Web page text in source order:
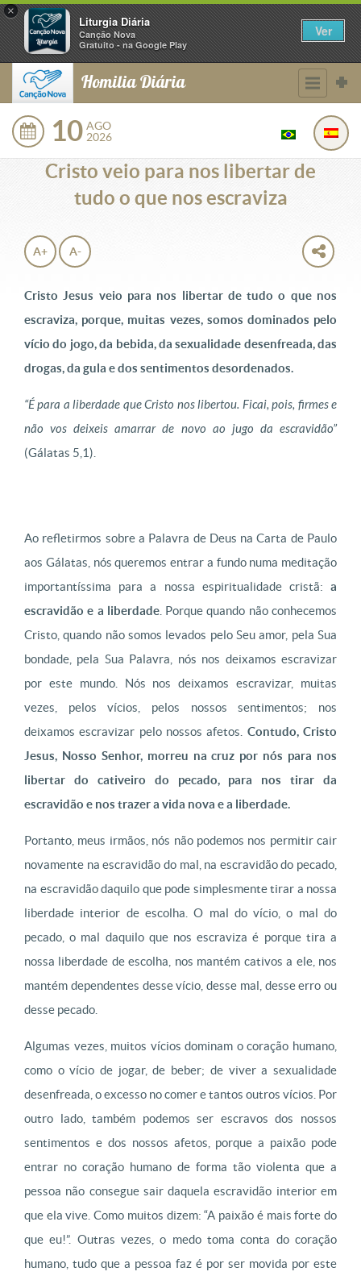
×
Liturgia Diária
Canção Nova
Gratuito - na Google Play
Ver
Homilia Diária
10 AGO
2026
Cristo veio para nos libertar de
tudo o que nos escraviza
A+ A-
Cristo Jesus veio para nos libertar de tudo o que nos
escraviza, porque, muitas vezes, somos dominados pelo
vício do jogo, da bebida, da sexualidade desenfreada, das
drogas, da gula e dos sentimentos desordenados.
“É para a liberdade que Cristo nos libertou. Ficai, pois, firmes e
não vos deixeis amarrar de novo ao jugo da escravidão”
(Gálatas 5,1).
Ao refletirmos sobre a Palavra de Deus na Carta de Paulo
aos Gálatas, nós queremos entrar a fundo numa meditação
importantíssima para a nossa espiritualidade cristã: a
escravidão e a liberdade. Porque quando não conhecemos
Cristo, quando não somos levados pelo Seu amor, pela Sua
bondade, pela Sua Palavra, nós nos deixamos escravizar
por este mundo. Nós nos deixamos escravizar, muitas
vezes, pelos vícios, pelos nossos sentimentos; nos
deixamos escravizar pelo nossos afetos. Contudo, Cristo
Jesus, Nosso Senhor, morreu na cruz por nós para nos
libertar do cativeiro do pecado, para nos tirar da
escravidão e nos trazer a vida nova e a liberdade.
Portanto, meus irmãos, nós não podemos nos permitir cair
novamente na escravidão do mal, na escravidão do pecado,
na escravidão daquilo que pode simplesmente tirar a nossa
liberdade interior de escolha. O mal do vício, o mal do
pecado, o mal daquilo que nos escraviza é porque tira a
nossa liberdade de escolha, nos mantém cativos a ele, nos
mantém dependentes desse vício, desse mal, desse erro ou
desse pecado.
Algumas vezes, muitos vícios dominam o coração humano,
como o vício de jogar, de beber; de viver a sexualidade
desenfreada, o excesso no comer e tantos outros vícios. Por
outro lado, também podemos ser escravos dos nossos
sentimentos e dos nossos afetos, porque a paixão pode
entrar no coração humano de forma tão violenta que a
pessoa não consegue sair daquela escravidão interior em
que ela vive. Como muitos dizem: “A paixão é mais forte do
que eu!”. Outras vezes, o medo toma conta do coração
humano, tudo que a pessoa faz é por ser movida por este